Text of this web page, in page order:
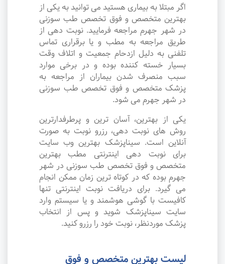
اگر مبتلا به بیماری هستید می توانید به یکی از
بهترین متخصص و فوق تخصص طب سوزنی
در شهر جهرم مراجعه فرمایید. نوبت دهی از
طریق مراجعه به مطب و یا برقراری تماس
تلفنی به دلیل ازدحام جمعیت و اتلاف وقت
بسیار خسته کننده بوده و در برخی موارد
سبب منصرف شدن بیماران از مراجعه به
پزشک متخصص و فوق تخصص طب سوزنی
در شهر جهرم می شود.
یکی از بهترین، آسان ترین و پرطرفدارترین
روش های نوبت دهی، رزرو نوبت به صورت
آنلاین است. سیناپزشک بهترین وب سایت
برای نوبت دهی اینترنتی مطب بهترین
متخصص و فوق تخصص طب سوزنی در شهر
جهرم بوده که در کوتاه ترین زمان ممکن انجام
می گیرد. برای دریافت نوبت اینترنتی تنها
کافیست با گوشی هوشمند و یا سیستم وارد
سایت سیناپزشک شوید و پس از انتخاب
پزشک موردنظر، نوبت خود را رزرو کنید.
لیست بهترین متخصص و فوق